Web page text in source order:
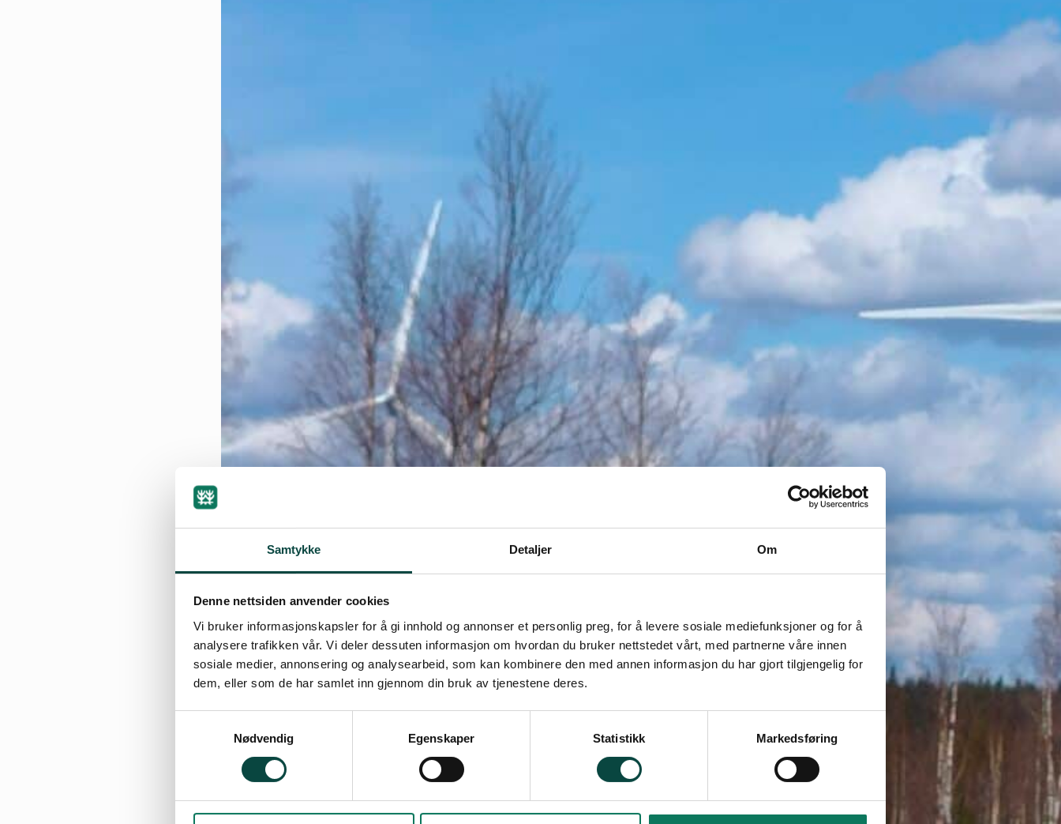
Samtykke Detaljer Om
Denne nettsiden anvender cookies
Vi bruker informasjonskapsler for å gi innhold og annonser et personlig preg, for å levere sosiale mediefunksjoner og for å
analysere trafikken vår. Vi deler dessuten informasjon om hvordan du bruker nettstedet vårt, med partnerne våre innen
sosiale medier, annonsering og analysearbeid, som kan kombinere den med annen informasjon du har gjort tilgjengelig for
dem, eller som de har samlet inn gjennom din bruk av tjenestene deres.
Nødvendig
Egenskaper Statistikk Markedsføring